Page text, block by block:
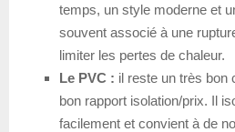
temps, un style moderne et
souvent associé à une
limiter les pertes de chaleur.
Le PVC : il reste un très bon
bon rapport isolation/prix. Il
facilement et convient à de